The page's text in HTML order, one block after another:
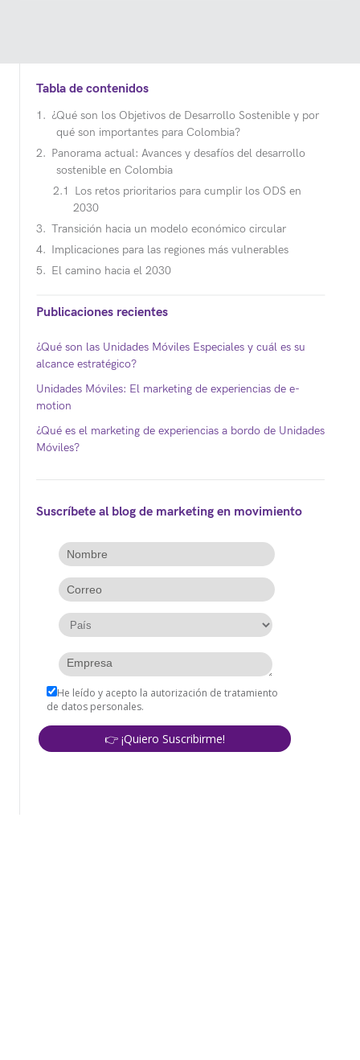
Tabla de contenidos
¿Qué son los Objetivos de Desarrollo Sostenible y por
qué son importantes para Colombia?
Panorama actual: Avances y desafíos del desarrollo
sostenible en Colombia
Los retos prioritarios para cumplir los ODS en
2030
Transición hacia un modelo económico circular
Implicaciones para las regiones más vulnerables
El camino hacia el 2030
Publicaciones recientes
¿Qué son las Unidades Móviles Especiales y cuál es su
alcance estratégico?
Unidades Móviles: El marketing de experiencias de e-
motion
¿Qué es el marketing de experiencias a bordo de Unidades
Móviles?
Suscríbete al blog de marketing en movimiento